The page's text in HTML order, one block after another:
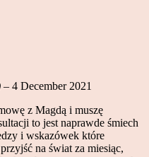
– 4 December 2021
z Magdą i muszę
to jest naprawde śmiech
i wskazówek które
na świat za miesiąc,